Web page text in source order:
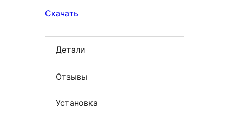
Скачать
Детали
Отзывы
Установка